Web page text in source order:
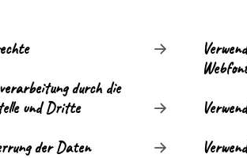
durch die
und Dritte
der Daten